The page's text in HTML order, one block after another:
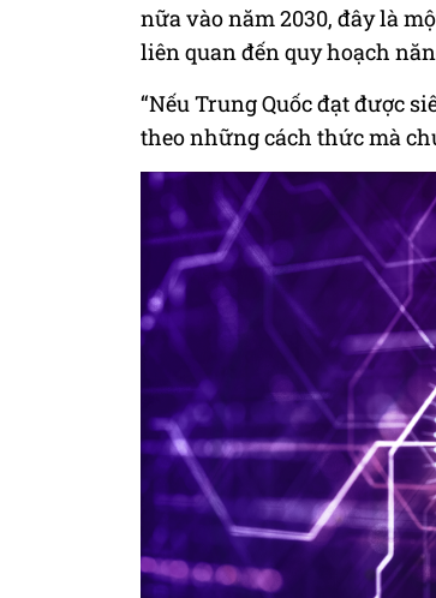
nữa vào năm 2030, đây là
liên quan đến quy hoạch
“Nếu Trung Quốc đạt được
theo những cách thức mà